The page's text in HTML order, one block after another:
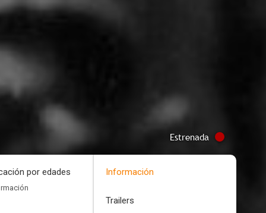
Estrenada
por edades Información
Trailers